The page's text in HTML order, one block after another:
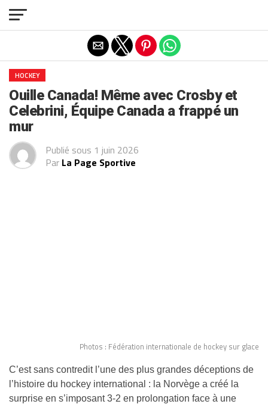
HOCKEY
Ouille Canada! Même avec Crosby et
Celebrini, Équipe Canada a frappé un
mur
Publié sous 1 juin 2026
Par La Page Sportive
Photos : Fédération internationale de hockey sur glace
C’est sans contredit l’une des plus grandes déceptions de
l’histoire du hockey international : la Norvège a créé la
surprise en s’imposant 3-2 en prolongation face à une